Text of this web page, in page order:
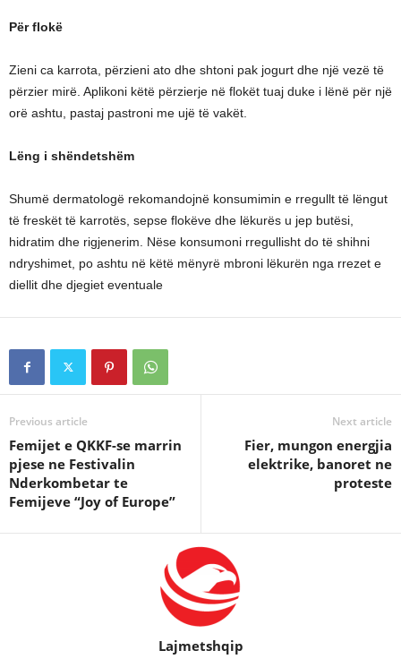
Për flokë
Zieni ca karrota, përzieni ato dhe shtoni pak jogurt dhe një vezë të
përzier mirë. Aplikoni këtë përzierje në flokët tuaj duke i lënë për një
orë ashtu, pastaj pastroni me ujë të vakët.
Lëng i shëndetshëm
Shumë dermatologë rekomandojnë konsumimin e rregullt të lëngut
të freskët të karrotës, sepse flokëve dhe lëkurës u jep butësi,
hidratim dhe rigjenerim. Nëse konsumoni rregullisht do të shihni
ndryshimet, po ashtu në këtë mënyrë mbroni lëkurën nga rrezet e
diellit dhe djegiet eventuale
Previous article
Femijet e QKKF-se marrin
pjese ne Festivalin
Nderkombetar te
Femijeve “Joy of Europe”
Next article
Fier, mungon energjia
elektrike, banoret ne
proteste
Lajmetshqip